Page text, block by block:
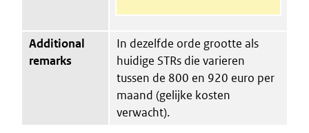
Additional
remarks
In dezelfde orde grootte als
huidige STRs die varieren
tussen de 800 en 920 euro per
maand (gelijke kosten
verwacht).